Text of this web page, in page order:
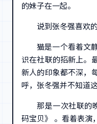
的妹子在一起。
说到张冬强喜欢
猫是一个看着文
识在社联的招新上。
新人的印象都不深，
呼，张冬强并不知道
那是一次社联的
码宝贝》 。看着表演